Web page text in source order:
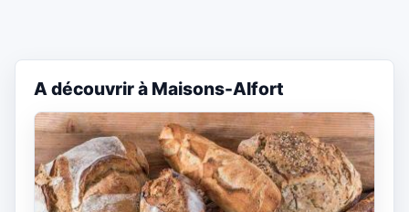
A découvrir à Maisons-Alfort